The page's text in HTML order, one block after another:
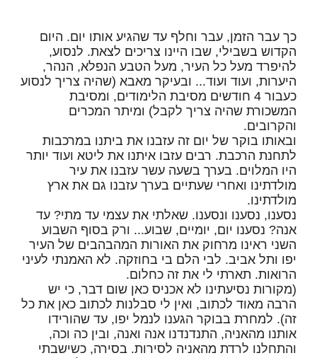
כך עבר הזמן, עבר וחלף עד שהגיע אותו יום. היום
הקדוש בשבילי, שבו היינו צריכים לצאת. לנסוע,
להיפרד מעל כל העיר, מעל הטבע הנפלא, הנהר,
היערות, ועוד ועוד... ובעיקר מאבא (שהיה צריך לנסוע
כעבור 4 חודשים מסיבת הלימודים, ומסיבת
המשכורת שהיה צריך לקבל) ומיתר המכרים
והקרובים.
ובאותו בוקר של יום זה עזבנו את ביתנו במרכבות
לתחנת הרכבת. רבים עזבו איתנו את ליטא ועוד יותר
היו המלוים. בערך בשעה עשר עזבנו את עיר
מולדתינו ואחרי שעתיים בערך עזבנו גם את ארץ
מולדתינו.
נסענו, נסענו ונסענו. שאלתי את עצמי עד מתי? עד
אנה? נסענו יום, יומיים, שבוע... ורק בסוף השבוע
השני ראינו מרחוק את האורות המהבהבים של העיר
יפו ותל אביב. לבי הלם בי בחוזקה. לא האמנתי לעיני
הרואות. תארתי לי את זה כחלום.
(מקורות נסיעתינו לא אכניס כאן שום דבר, כי יש
הרבה מאוד לכתוב, ואין לי סבלנות לכתוב כאן את כל
זה). למחרת בבוקר הגענו לנמל יפו, עד שהורידו
אותנו מהאניה, התנדנדנו אנה ואנה, ובין כה וכה,
והתחלנו לרדת מהאניה לסירות. בסירה, כשישבתי